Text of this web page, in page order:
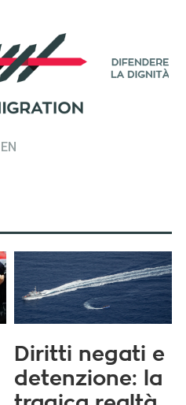
EN
Diritti negati e
detenzione: la